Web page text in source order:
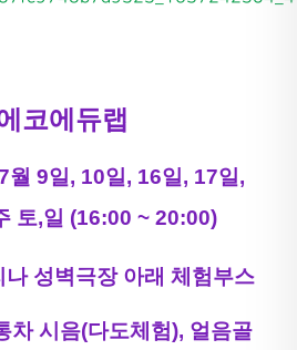
코에듀랩
월 9일, 10일, 16일, 17일,
토,일 (16:00 ~ 20:00)
성벽극장 아래 체험부스
차 시음(다도체험), 얼음골